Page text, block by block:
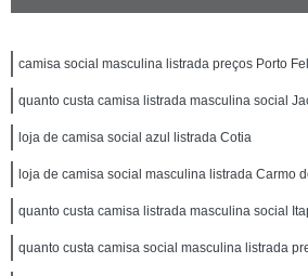
camisa social masculina listrada preços Porto
quanto custa camisa listrada masculina social
loja de camisa social azul listrada Cotia
loja de camisa social masculina listrada Carmo
quanto custa camisa listrada masculina social
quanto custa camisa social masculina listrada